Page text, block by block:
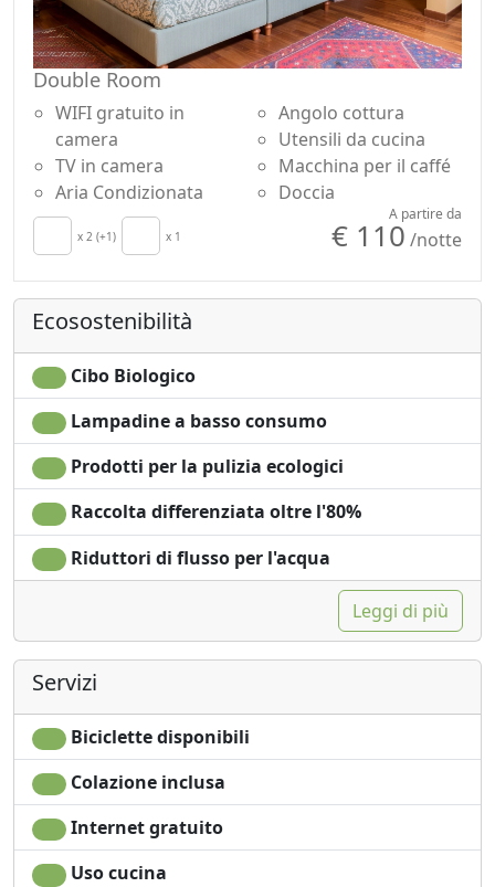
Double Room
WIFI gratuito in
camera
TV in camera
Aria Condizionata
Angolo cottura
Utensili da cucina
Macchina per il caffé
Doccia
x 2 (+1) x 1
A partire da
€ 110 /notte
Ecosostenibilità
Cibo Biologico
Lampadine a basso consumo
Prodotti per la pulizia ecologici
Raccolta differenziata oltre l'80%
Riduttori di flusso per l'acqua
Leggi di più
Servizi
Biciclette disponibili
Colazione inclusa
Internet gratuito
Uso cucina